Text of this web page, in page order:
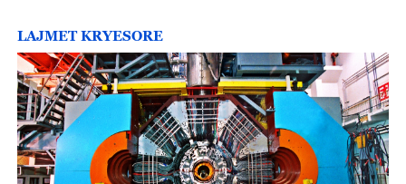
y
V
i
d
LAJMET KRYESORE